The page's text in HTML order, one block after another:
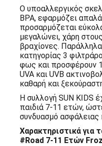
Ο υποαλλεργικός
BPA, εφαρμόζει
προσαρμόζεται
μεγαλώνει, χάρη
βραχίονες.
κατηγορίας 3
φως και προσφέρουν
UVA και UVB
καθαρή και
Η συλλογή SUN KIDS
παιδιά 7-11 ετών,
συνδυασμό ασφάλειας
Χαρακτηριστικά για
#Road 7-11 Ετών